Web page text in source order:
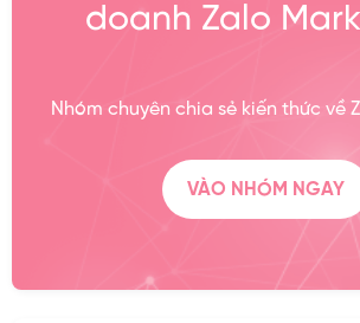
doanh Zalo
Nhóm chuyên chia sẻ kiến thức về
VÀO NHÓM NGAY